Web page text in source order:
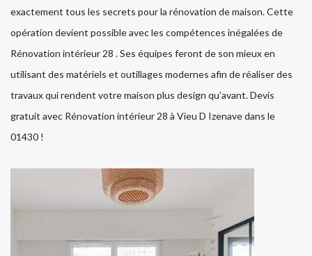
exactement tous les secrets pour la rénovation de maison. Cette
opération devient possible avec les compétences inégalées de
Rénovation intérieur 28 . Ses équipes feront de son mieux en
utilisant des matériels et outillages modernes afin de réaliser des
travaux qui rendent votre maison plus design qu’avant. Devis
gratuit avec Rénovation intérieur 28 à Vieu D Izenave dans le
01430 !